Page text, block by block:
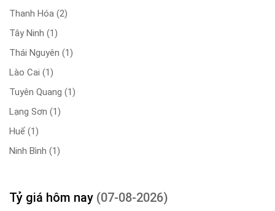
Thanh Hóa (2)
Tây Ninh (1)
Thái Nguyên (1)
Lào Cai (1)
Tuyên Quang (1)
Lạng Sơn (1)
Huế (1)
Ninh Bình (1)
Tỷ giá hôm nay (07-08-2026)